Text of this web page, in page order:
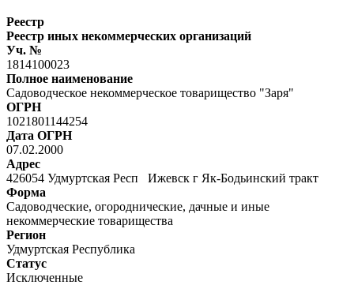
Реестр
Реестр иных некоммерческих организаций
Уч. №
1814100023
Полное наименование
Садоводческое некоммерческое товарищество "Заря"
ОГРН
1021801144254
Дата ОГРН
07.02.2000
Адрес
426054 Удмуртская Респ Ижевск г Як-Бодьинский тракт
Форма
Садоводческие, огороднические, дачные и иные
некоммерческие товарищества
Регион
Удмуртская Республика
Статус
Исключенные